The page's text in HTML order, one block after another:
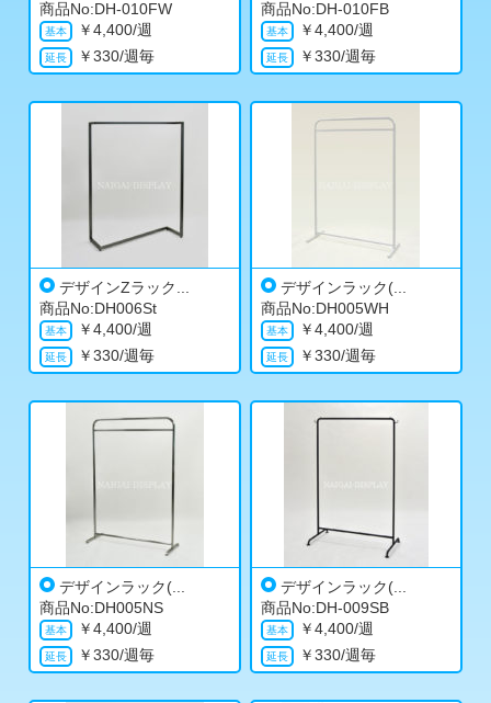
商品No:DH-010FW
￥4,400/週
￥330/週毎
商品No:DH-010FB
￥ 4,400/週
￥ 330/週毎
デザインZラック...
商品No:DH006St
￥4,400/週
￥330/週毎
デザインラック(...
商品No:DH005WH
￥ 4,400/週
￥ 330/週毎
デザインラック(...
商品No:DH005NS
￥4,400/週
￥330/週毎
デザインラック(...
商品No:DH-009SB
￥ 4,400/週
￥ 330/週毎